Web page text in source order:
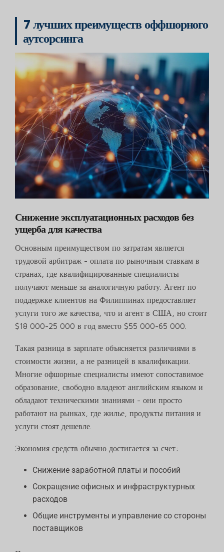
7 лучших преимуществ оффшорного
аутсорсинга
Снижение эксплуатационных расходов без
ущерба для качества
Основным преимуществом по затратам является
трудовой арбитраж - оплата по рыночным ставкам в
странах, где квалифицированные специалисты
получают меньше за аналогичную работу. Агент по
поддержке клиентов на Филиппинах предоставляет
услуги того же качества, что и агент в США, но стоит
$18 000-25 000 в год вместо $55 000-65 000.
Такая разница в зарплате объясняется различиями в
стоимости жизни, а не разницей в квалификации.
Многие офшорные специалисты имеют сопоставимое
образование, свободно владеют английским языком и
обладают техническими знаниями - они просто
работают на рынках, где жилье, продукты питания и
услуги стоят дешевле.
Экономия средств обычно достигается за счет:
Снижение заработной платы и пособий
Сокращение офисных и инфраструктурных
расходов
Общие инструменты и управление со стороны
поставщиков